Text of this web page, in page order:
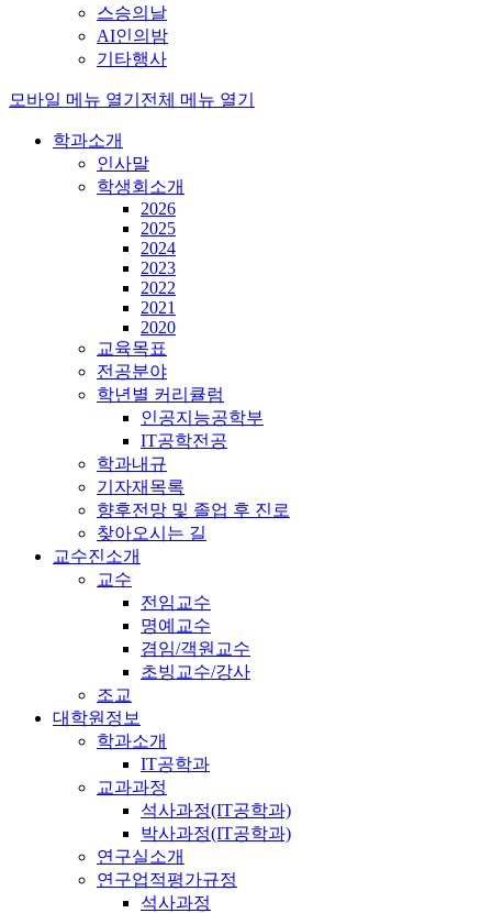
스승의날
AI인의밤
기타행사
모바일 메뉴 열기 전체 메뉴 열기
학과소개
인사말
학생회소개
2026
2025
2024
2023
2022
2021
2020
교육목표
전공분야
학년별 커리큘럼
인공지능공학부
IT공학전공
학과내규
기자재목록
향후전망 및 졸업 후 진로
찾아오시는 길
교수진소개
교수
전임교수
명예교수
겸임/객원교수
초빙교수/강사
조교
대학원정보
학과소개
IT공학과
교과과정
석사과정(IT공학과)
박사과정(IT공학과)
연구실소개
연구업적평가규정
석사과정